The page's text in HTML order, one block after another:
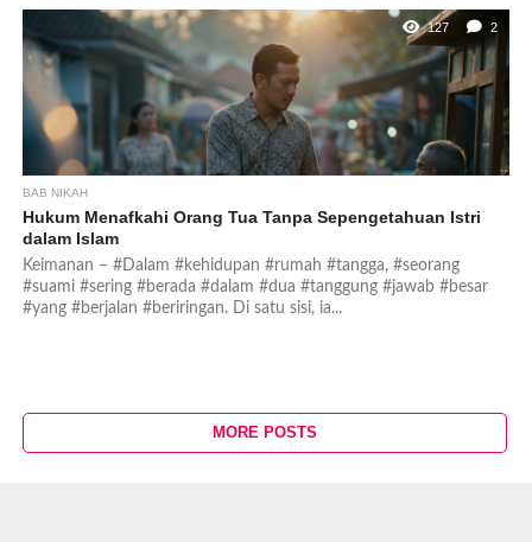
127 2
BAB NIKAH
Hukum Menafkahi Orang Tua Tanpa Sepengetahuan Istri
dalam Islam
Keimanan – #Dalam #kehidupan #rumah #tangga, #seorang
#suami #sering #berada #dalam #dua #tanggung #jawab #besar
#yang #berjalan #beriringan. Di satu sisi, ia...
MORE POSTS